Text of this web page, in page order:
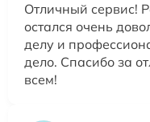
Отличный сервис!
остался очень
делу и
дело. Спасибо за
всем!